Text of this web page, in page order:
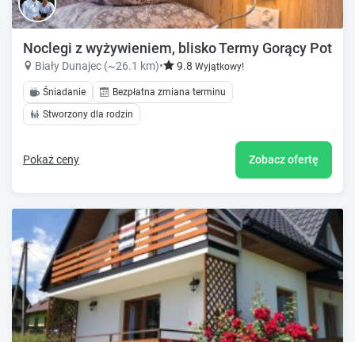
Noclegi z wyżywieniem, blisko Termy Gorący Potok
Biały Dunajec (~26.1 km)• 9.8 Wyjątkowy!
Śniadanie
Bezpłatna zmiana terminu
Stworzony dla rodzin
Pokaż ceny Zobacz ofertę